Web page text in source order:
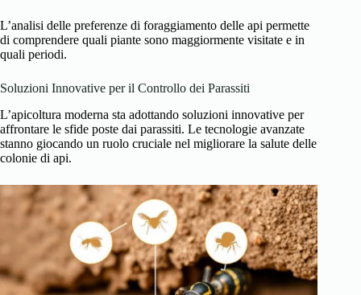
L’analisi delle preferenze di foraggiamento delle api permette
di comprendere quali piante sono maggiormente visitate e in
quali periodi.
Soluzioni Innovative per il Controllo dei Parassiti
L’apicoltura moderna sta adottando soluzioni innovative per
affrontare le sfide poste dai parassiti. Le tecnologie avanzate
stanno giocando un ruolo cruciale nel migliorare la salute delle
colonie di api.